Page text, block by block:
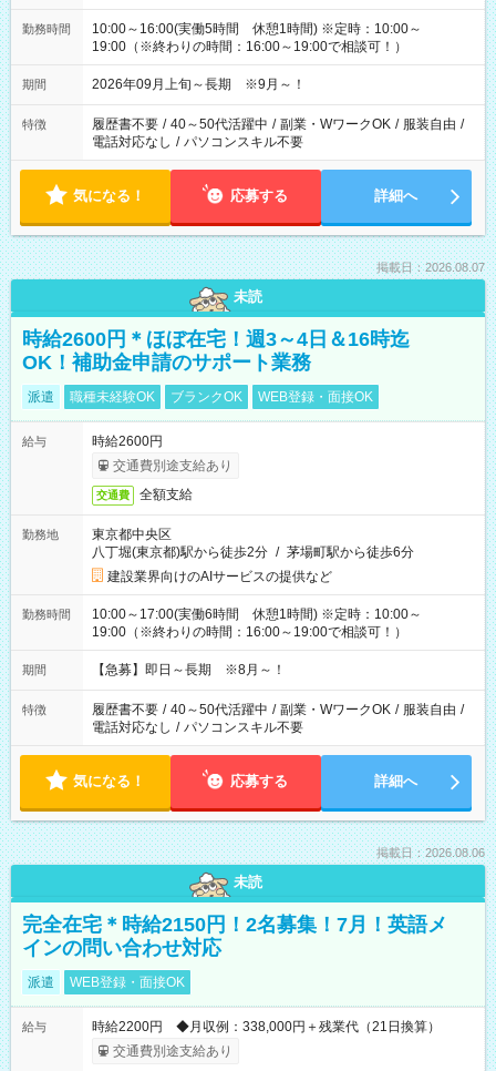
勤務時間
10:00～16:00(実働5時間 休憩1時間) ※定時：10:00～
19:00（※終わりの時間：16:00～19:00で相談可！）
期間 2026年09月上旬～長期 ※9月～！
特徴 履歴書不要 / 40～50代活躍中 / 副業・WワークOK / 服装自由 /
電話対応なし / パソコンスキル不要
気になる！ 応募する 詳細へ
掲載日：2026.08.07
未読
時給2600円＊ほぼ在宅！週3～4日＆16時迄
OK！補助金申請のサポート業務
派遣 職種未経験OK ブランクOK WEB登録・面接OK
給与
時給2600円
交通費別途支給あり
交通費 全額支給
勤務地
東京都中央区
八丁堀(東京都)駅から徒歩2分 / 茅場町駅から徒歩6分
建設業界向けのAIサービスの提供など
勤務時間
10:00～17:00(実働6時間 休憩1時間) ※定時：10:00～
19:00（※終わりの時間：16:00～19:00で相談可！）
期間 【急募】即日～長期 ※8月～！
特徴 履歴書不要 / 40～50代活躍中 / 副業・WワークOK / 服装自由 /
電話対応なし / パソコンスキル不要
気になる！ 応募する 詳細へ
掲載日：2026.08.06
未読
完全在宅＊時給2150円！2名募集！7月！英語メ
インの問い合わせ対応
派遣 WEB登録・面接OK
給与
時給2200円 ◆月収例：338,000円＋残業代（21日換算）
交通費別途支給あり